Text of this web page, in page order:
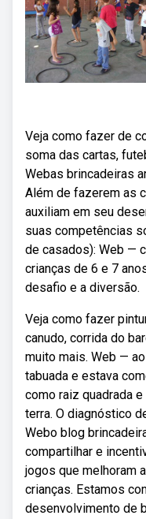
Veja como fazer de
soma das cartas,
Webas brincadeiras
Além de fazerem as
auxiliam em seu
suas competências
de casados): Web —
crianças de 6 e 7
desafio e a diversão.
Veja como fazer
canudo, corrida do
muito mais. Web —
tabuada e estava
como raiz quadrada
terra. O diagnóstico
Webo blog
compartilhar e
jogos que melhoram
crianças. Estamos
desenvolvimento de